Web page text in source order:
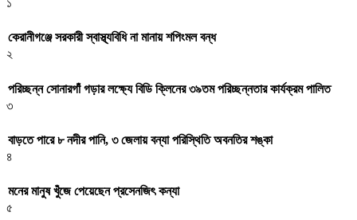
১
কেরানীগঞ্জে সরকারী স্বাস্থ্যবিধি না মানায় শপিংমল বন্ধ
২
পরিচ্ছন্ন সোনারগাঁ গড়ার লক্ষ্যে বিডি ক্লিনের ৩৯তম পরিচ্ছন্নতার কার্যক্রম পালিত
৩
বাড়তে পারে ৮ নদীর পানি, ৩ জেলায় বন্যা পরিস্থিতি অবনতির শঙ্কা
৪
মনের মানুষ খুঁজে পেয়েছেন প্রসেনজিৎ কন্যা
৫